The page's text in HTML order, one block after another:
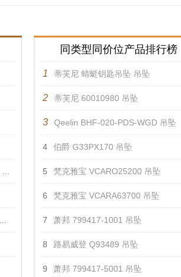
同类型同价位产品排行榜
1 蒂芙尼 蜻蜓钥匙吊坠 吊坠
2 蒂芙尼 60010980 吊坠
3 Qeelin BHF-020-PDS-WGD 吊坠
4 伯爵 G33PX170 吊坠
5 梵克雅宝 VCARO25200 吊坠
6 梵克雅宝 VCARA63700 吊坠
7 萧邦 799417-1001 吊坠
8 路易威登 Q93489 吊坠
9 萧邦 799417-5001 吊坠